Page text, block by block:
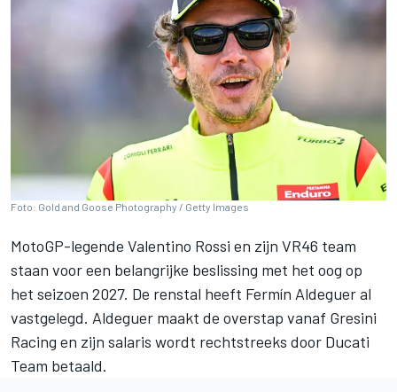
Foto: Gold and Goose Photography / Getty Images
MotoGP-legende Valentino Rossi en zijn VR46 team
staan voor een belangrijke beslissing met het oog op
het seizoen 2027. De renstal heeft Fermín Aldegueral
vastgelegd. Aldeguer maakt de overstap vanaf Gresini
Racing en zijn salaris wordt rechtstreeks door Ducati
Team betaald.